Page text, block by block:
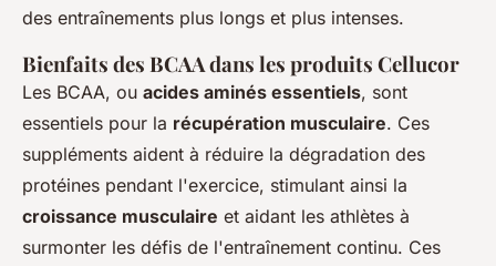
des entraînements plus longs et plus intenses.
Bienfaits des BCAA dans les produits Cellucor
Les BCAA, ou acides aminés essentiels, sont
essentiels pour la récupération musculaire. Ces
suppléments aident à réduire la dégradation des
protéines pendant l'exercice, stimulant ainsi la
croissance musculaire et aidant les athlètes à
surmonter les défis de l'entraînement continu. Ces